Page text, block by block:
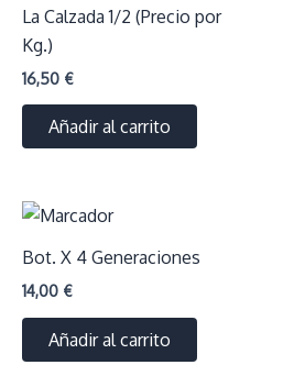
La Calzada 1/2 (Precio por
Kg.)
16,50 €
Añadir al carrito
Bot. X 4 Generaciones
14,00 €
Añadir al carrito